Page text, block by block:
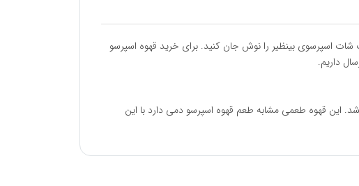
اسپرسوی بینظیر را نوش جان کنید. برای خرید قهوه اسپرسو
داریم.
این قهوه طعمی مشابه طعم قهوه اسپرسو دمی دارد با این